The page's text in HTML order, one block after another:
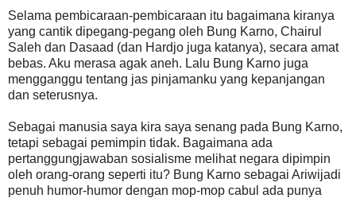
Selama pembicaraan-pembicaraan itu bagaimana kiranya
yang cantik dipegang-pegang oleh Bung Karno, Chairul
Saleh dan Dasaad (dan Hardjo juga katanya), secara amat
bebas. Aku merasa agak aneh. Lalu Bung Karno juga
mengganggu tentang jas pinjamanku yang kepanjangan
dan seterusnya.
Sebagai manusia saya kira saya senang pada Bung Karno,
tetapi sebagai pemimpin tidak. Bagaimana ada
pertanggungjawaban sosialisme melihat negara dipimpin
oleh orang-orang seperti itu? Bung Karno sebagai Ariwijadi
penuh humor-humor dengan mop-mop cabul ada punya